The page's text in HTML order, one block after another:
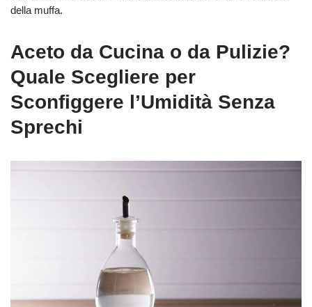
della muffa.
Aceto da Cucina o da Pulizie?
Quale Scegliere per
Sconfiggere l’Umidità Senza
Sprechi